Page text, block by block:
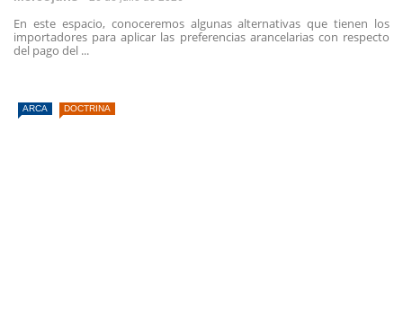
En este espacio, conoceremos algunas alternativas que tienen los
importadores para aplicar las preferencias arancelarias con respecto
del pago del ...
ARCA DOCTRINA